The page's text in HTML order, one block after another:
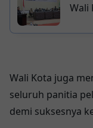
Wali
Wali Kota juga
seluruh panitia
demi suksesnya